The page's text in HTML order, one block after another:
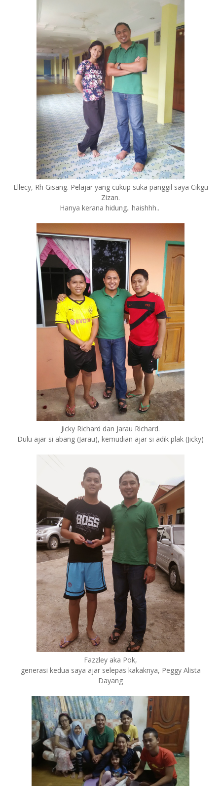
Ellecy, Rh Gisang. Pelajar yang cukup suka panggil saya Cikgu
Zizan.
Hanya kerana hidung.. haishhh..
Jicky Richard dan Jarau Richard.
Dulu ajar si abang (Jarau), kemudian ajar si adik plak (Jicky)
Fazzley aka Pok,
generasi kedua saya ajar selepas kakaknya, Peggy Alista
Dayang